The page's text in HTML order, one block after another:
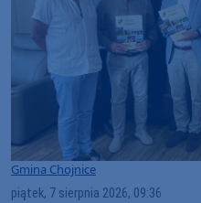
Gmina Chojnice
piątek, 7 sierpnia 2026, 09:36